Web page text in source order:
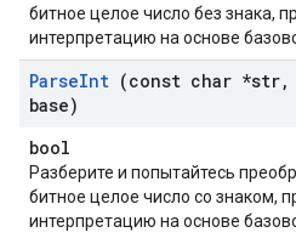
битное целое число без знака,
интерпретацию на основе
ParseInt (const char *str,
base)
bool
Разберите и попытайтесь
битное целое число со знаком,
интерпретацию на основе